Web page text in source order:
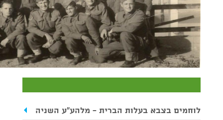
לוחמים בצבא בעלות הברית - מלהע"ע השניה